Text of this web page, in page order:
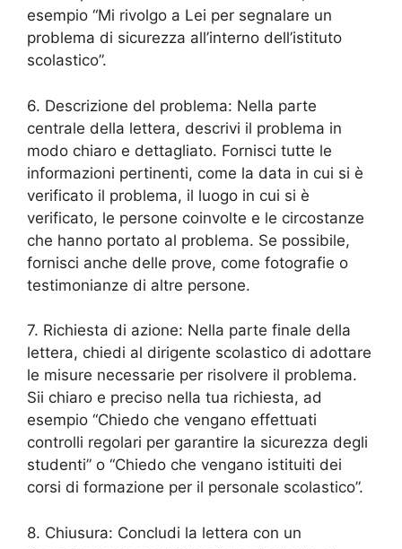
esempio “Mi rivolgo a Lei per segnalare un
problema di sicurezza all’interno dell’istituto
scolastico”.
6. Descrizione del problema: Nella parte
centrale della lettera, descrivi il problema in
modo chiaro e dettagliato. Fornisci tutte le
informazioni pertinenti, come la data in cui si è
verificato il problema, il luogo in cui si è
verificato, le persone coinvolte e le circostanze
che hanno portato al problema. Se possibile,
fornisci anche delle prove, come fotografie o
testimonianze di altre persone.
7. Richiesta di azione: Nella parte finale della
lettera, chiedi al dirigente scolastico di adottare
le misure necessarie per risolvere il problema.
Sii chiaro e preciso nella tua richiesta, ad
esempio “Chiedo che vengano effettuati
controlli regolari per garantire la sicurezza degli
studenti” o “Chiedo che vengano istituiti dei
corsi di formazione per il personale scolastico”.
8. Chiusura: Concludi la lettera con un